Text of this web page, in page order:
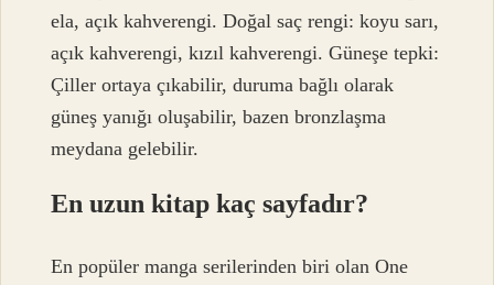
ela, açık kahverengi. Doğal saç rengi: koyu sarı,
açık kahverengi, kızıl kahverengi. Güneşe tepki:
Çiller ortaya çıkabilir, duruma bağlı olarak
güneş yanığı oluşabilir, bazen bronzlaşma
meydana gelebilir.
En uzun kitap kaç sayfadır?
En popüler manga serilerinden biri olan One